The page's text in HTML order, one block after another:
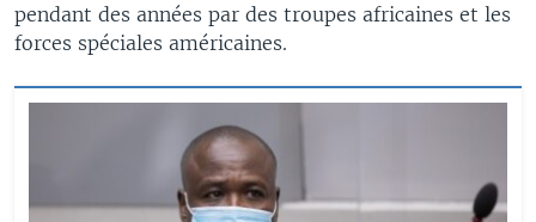
pendant des années par des troupes africaines et les
forces spéciales américaines.